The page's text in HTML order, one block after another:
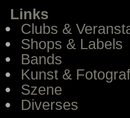
Links
Clubs &
Shops & Labels
Bands
Kunst &
Szene
Diverses